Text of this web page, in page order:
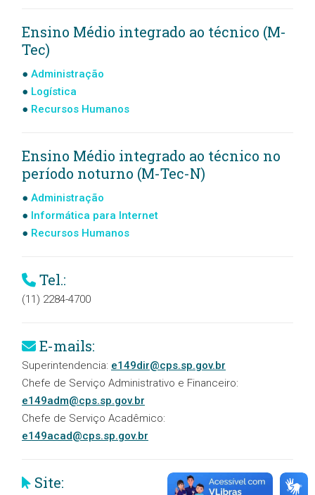
Ensino Médio integrado ao técnico (M-
Tec)
Administração
Logística
Recursos Humanos
Ensino Médio integrado ao técnico no
período noturno (M-Tec-N)
Administração
Informática para Internet
Recursos Humanos
Tel.:
(11) 2284-4700
E-mails:
Superintendencia: e149dir@cps.sp.gov.br
Chefe de Serviço Administrativo e Financeiro:
e149adm@cps.sp.gov.br
Chefe de Serviço Acadêmico:
e149acad@cps.sp.gov.br
Site: